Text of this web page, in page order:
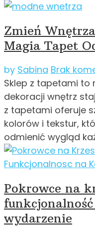
Zmień
Magia Tapet
by Sabina Brak
Sklep z tapetami to
dekoracji wnętrz
z tapetami oferuje
kolorów i tekstur,
odmienić wygląd
Pokrowce na
wydarzenie